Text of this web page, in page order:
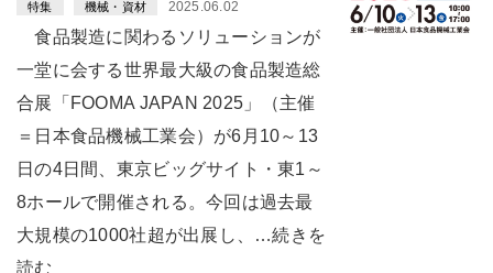
特集 機械・資材 2025.06.02
食品製造に関わるソリューションが
一堂に会する世界最大級の食品製造総
合展「FOOMA JAPAN 2025」（主催
＝日本食品機械工業会）が6月10～13
日の4日間、東京ビッグサイト・東1～
8ホールで開催される。今回は過去最
大規模の1000社超が出展し、…続きを
読む